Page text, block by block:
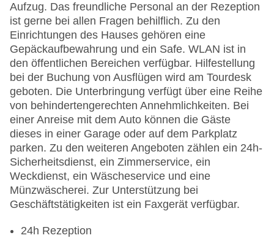
Aufzug. Das freundliche Personal an der Rezeption
ist gerne bei allen Fragen behilflich. Zu den
Einrichtungen des Hauses gehören eine
Gepäckaufbewahrung und ein Safe. WLAN ist in
den öffentlichen Bereichen verfügbar. Hilfestellung
bei der Buchung von Ausflügen wird am Tourdesk
geboten. Die Unterbringung verfügt über eine Reihe
von behindertengerechten Annehmlichkeiten. Bei
einer Anreise mit dem Auto können die Gäste
dieses in einer Garage oder auf dem Parkplatz
parken. Zu den weiteren Angeboten zählen ein 24h-
Sicherheitsdienst, ein Zimmerservice, ein
Weckdienst, ein Wäscheservice und eine
Münzwäscherei. Zur Unterstützung bei
Geschäftstätigkeiten ist ein Faxgerät verfügbar.
24h Rezeption